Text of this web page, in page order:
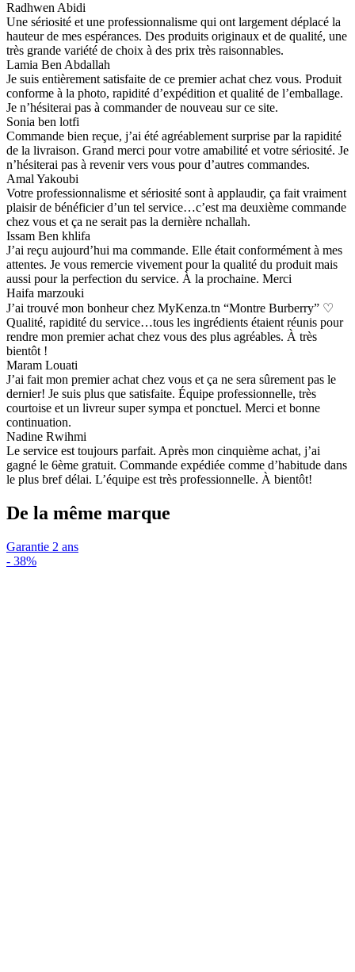
Radhwen Abidi
Une sériosité et une professionnalisme qui ont largement déplacé la
hauteur de mes espérances. Des produits originaux et de qualité, une
très grande variété de choix à des prix très raisonnables.
Lamia Ben Abdallah
Je suis entièrement satisfaite de ce premier achat chez vous. Produit
conforme à la photo, rapidité d’expédition et qualité de l’emballage.
Je n’hésiterai pas à commander de nouveau sur ce site.
Sonia ben lotfi
Commande bien reçue, j’ai été agréablement surprise par la rapidité
de la livraison. Grand merci pour votre amabilité et votre sériosité. Je
n’hésiterai pas à revenir vers vous pour d’autres commandes.
Amal Yakoubi
Votre professionnalisme et sériosité sont à applaudir, ça fait vraiment
plaisir de bénéficier d’un tel service…c’est ma deuxième commande
chez vous et ça ne serait pas la dernière nchallah.
Issam Ben khlifa
J’ai reçu aujourd’hui ma commande. Elle était conformément à mes
attentes. Je vous remercie vivement pour la qualité du produit mais
aussi pour la perfection du service. À la prochaine. Merci
Haifa marzouki
J’ai trouvé mon bonheur chez MyKenza.tn “Montre Burberry” ♡
Qualité, rapidité du service…tous les ingrédients étaient réunis pour
rendre mon premier achat chez vous des plus agréables. À très
bientôt !
Maram Louati
J’ai fait mon premier achat chez vous et ça ne sera sûrement pas le
dernier! Je suis plus que satisfaite. Équipe professionnelle, très
courtoise et un livreur super sympa et ponctuel. Merci et bonne
continuation.
Nadine Rwihmi
Le service est toujours parfait. Après mon cinquième achat, j’ai
gagné le 6ème gratuit. Commande expédiée comme d’habitude dans
le plus bref délai. L’équipe est très professionnelle. À bientôt!
De la même marque
Garantie 2 ans
- 38%